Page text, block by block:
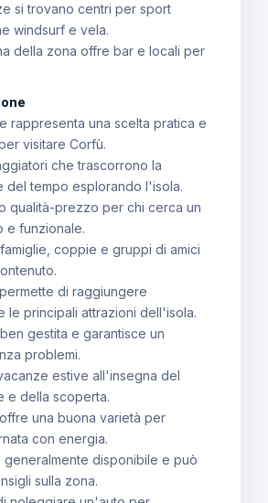
si trovano centri per sport
windsurf e vela.
della zona offre bar e locali per
rappresenta una scelta pratica e
visitare Corfù.
che trascorrono la
del tempo esplorando l'isola.
qualità-prezzo per chi cerca un
e funzionale.
coppie e gruppi di amici
di raggiungere
le principali attrazioni dell'isola.
gestita e garantisce un
problemi.
estive all'insegna del
e della scoperta.
una buona varietà per
con energia.
generalmente disponibile e può
sulla zona.